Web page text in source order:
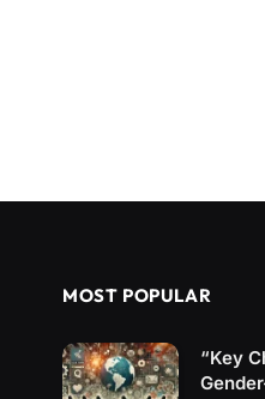
MOST POPULAR
“Key